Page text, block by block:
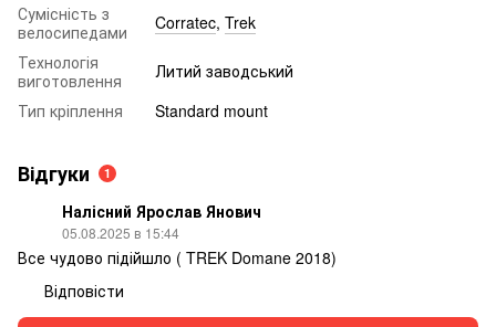
Сумісність з
велосипедами
Corratec, Trek
Технологія
виготовлення
Литий заводський
Тип кріплення
Standard mount
Відгуки 1
Налісний Ярослав Янович
05.08.2025 в 15:44
Все чудово підійшло ( TREK Domane 2018)
Відповісти